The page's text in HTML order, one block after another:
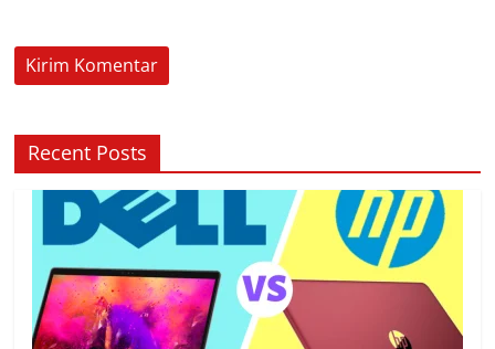
Recent Posts